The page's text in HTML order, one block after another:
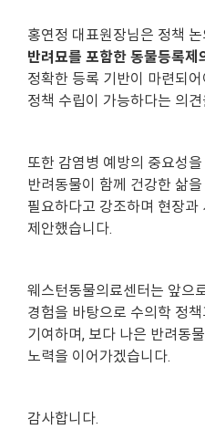
홍연정 대표원장님은 정책 논
반려묘를 포함한 동물등록제
정확한 등록 기반이 마련되
정책 수립이 가능하다는 의
또한 감염병 예방의 중요성
반려동물이 함께 건강한 삶
필요하다고 강조하며 현장
제안했습니다.
웨스턴동물의료센터는 앞으
경험을 바탕으로 수의학 정
기여하며, 보다 나은 반려동
노력을 이어가겠습니다.
감사합니다.